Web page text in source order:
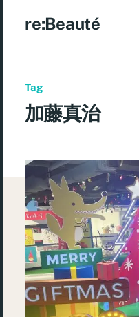
re:Beauté
Tag
加藤真治